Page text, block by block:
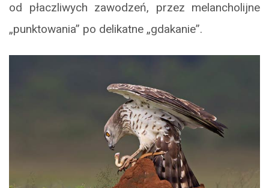
od płaczliwych zawodzeń, przez melancholijne
„punktowania” po delikatne „gdakanie”.